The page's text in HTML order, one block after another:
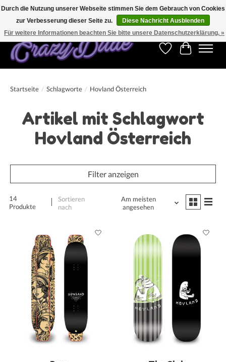
Kostenfreier Versand für Bestellungen ab 250 €. Weltweite Lieferung!
Wunschzettel
Ihr
Startseite / Schlagworte / Hovland Österreich
Artikel mit Schlagwort
Hovland Österreich
Filter anzeigen
14
Produkte
Sortieren
nach
Am meisten
angesehen
Durch die Nutzung unserer Webseite stimmen Sie dem Gebrauch von Cookies
zur Verbesserung dieser Seite zu.
Diese Nachricht Ausblenden
Für weitere Informationen beachten Sie bitte unsere Datenschutzerklärung. »